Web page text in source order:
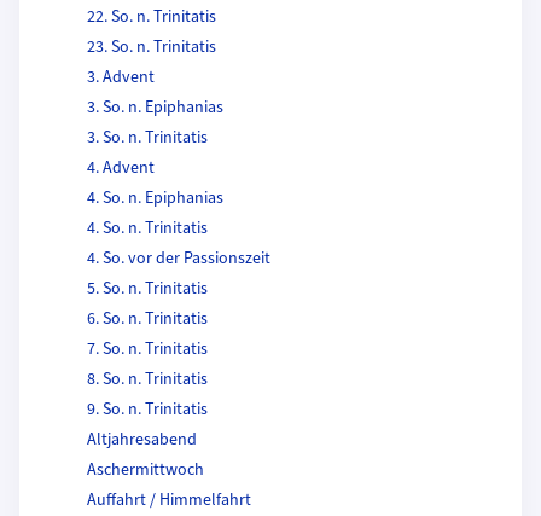
22. So. n. Trinitatis
23. So. n. Trinitatis
3. Advent
3. So. n. Epiphanias
3. So. n. Trinitatis
4. Advent
4. So. n. Epiphanias
4. So. n. Trinitatis
4. So. vor der Passionszeit
5. So. n. Trinitatis
6. So. n. Trinitatis
7. So. n. Trinitatis
8. So. n. Trinitatis
9. So. n. Trinitatis
Altjahresabend
Aschermittwoch
Auffahrt / Himmelfahrt